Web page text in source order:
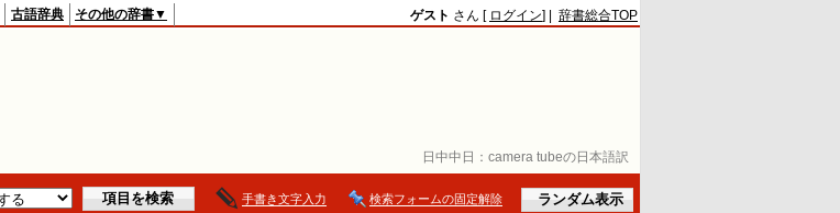
日中中日： camera tubeの日本語訳
古語辞典 その他の辞書▼ ゲスト さん [ ログイン] | 辞書総合TOP
手書き文字入力 検索フォームの固定解除